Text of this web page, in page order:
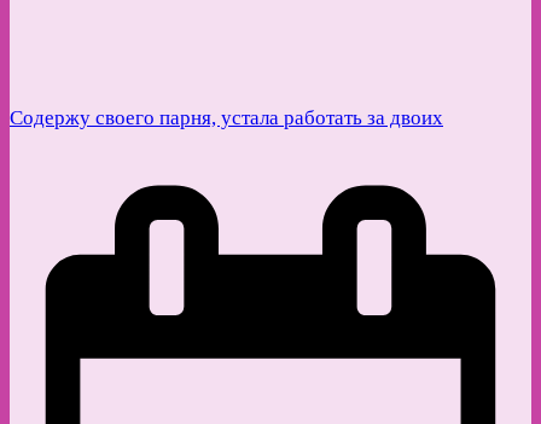
Содержу своего парня, устала работать за двоих